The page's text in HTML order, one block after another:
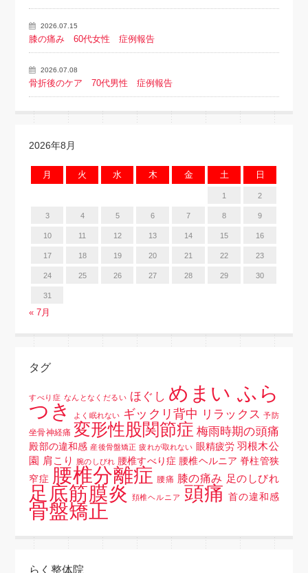
2026.07.15
膝の痛み 60代女性 症例報告
2026.07.08
骨折後のケア 70代男性 症例報告
2026年8月
月 火 水 木 金 土 日
1 2
3 4 5 6 7 8 9
10 11 12 13 14 15 16
17 18 19 20 21 22 23
24 25 26 27 28 29 30
31
« 7月
タグ
すべり症 なんとなくだるい ほぐし めまい ふら
つき
よく眠れない ギックリ背中 リラックス 予防
坐骨神経痛 変形性股関節症 梅雨時期の頭痛
殿部の違和感 産後骨盤矯正 疲れが取れない 眼精疲労 羽根木公
園 肩こり 腕のしびれ 腰椎すべり症 腰椎ヘルニア 脊柱管狭
窄症 腰椎分離症 腰痛 膝の痛み 足のしびれ
足底筋膜炎 頚椎ヘルニア 頭痛 首の違和感
骨盤矯正
らく整体院